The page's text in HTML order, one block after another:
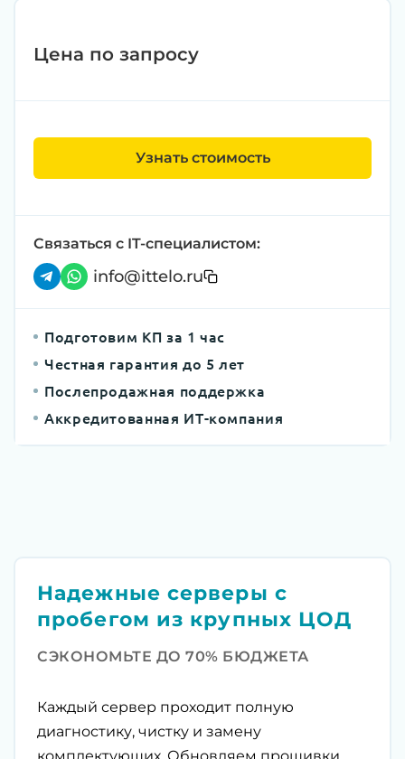
Цена по запросу
Узнать стоимость
Связаться с IT-специалистом:
info@ittelo.ru
Подготовим КП за 1 час
Честная гарантия до 5 лет
Послепродажная поддержка
Аккредитованная ИТ-компания
Надежные серверы с
пробегом из крупных ЦОД
СЭКОНОМЬТЕ ДО 70% БЮДЖЕТА
Каждый сервер проходит полную
диагностику, чистку и замену